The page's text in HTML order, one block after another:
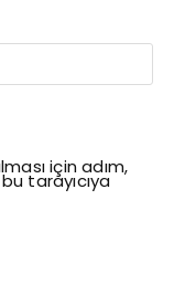
için adım,
tarayıcıya